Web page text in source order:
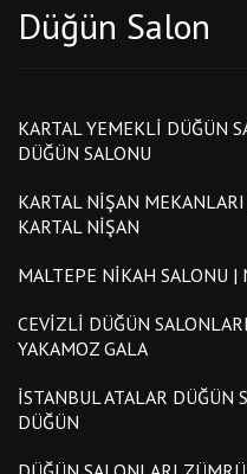
Düğün Salon
KARTAL YEMEKLI DÜĞÜN
DÜĞÜN SALONU
KARTAL NIŞAN
KARTAL NIŞAN
MALTEPE NIKAH SALONU |
CEVIZLI DÜĞÜN
YAKAMOZ GALA
İSTANBUL ATALAR DÜĞÜN
DÜĞÜN